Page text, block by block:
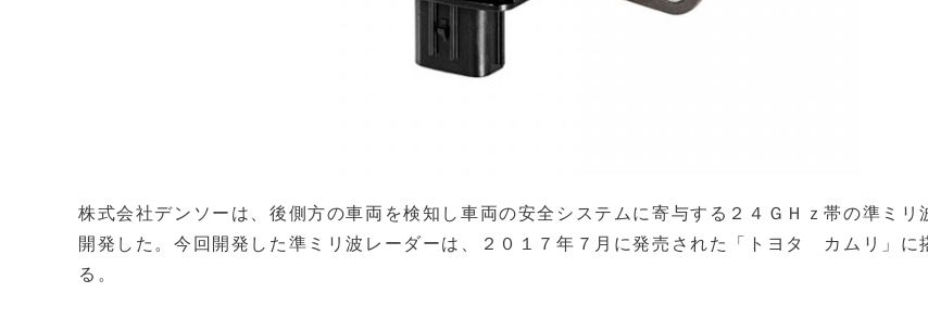
株式会社デンソーは、後側方の車両を検知し車両の安全システムに寄与する２４ＧＨｚ帯の準ミリ
開発した。今回開発した準ミリ波レーダーは、２０１７年７月に発売された「トヨタ カムリ」に
る。